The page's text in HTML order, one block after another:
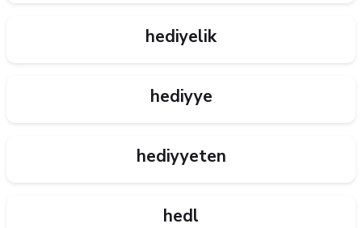
hediyelik
hediyye
hediyyeten
hedl